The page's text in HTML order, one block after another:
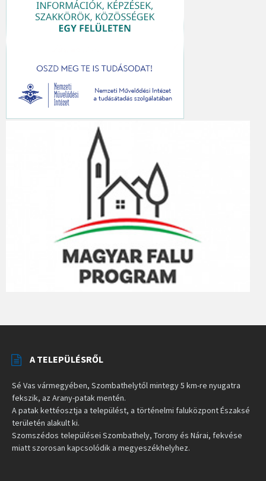
A TELEPÜLÉSRŐL
Sé Vas vármegyében, Szombathelytől mintegy 5 km-re nyugatra
fekszik, az Arany-patak mentén.
A patak kettéosztja a települést, a történelmi faluközpont Északsé
területén alakult ki.
Szomszédos települései Szombathely, Torony és Nárai, fekvése
miatt szorosan kapcsolódik a megyeszékhelyhez.